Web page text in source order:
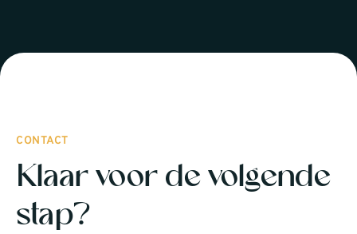
CONTACT
Klaar voor de volgende
stap?